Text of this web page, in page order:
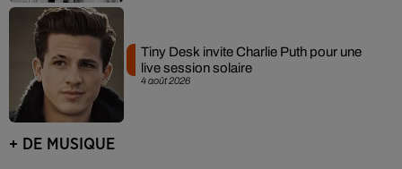
4 août 2026
Tiny Desk invite Charlie Puth pour une
live session solaire
+ DE MUSIQUE